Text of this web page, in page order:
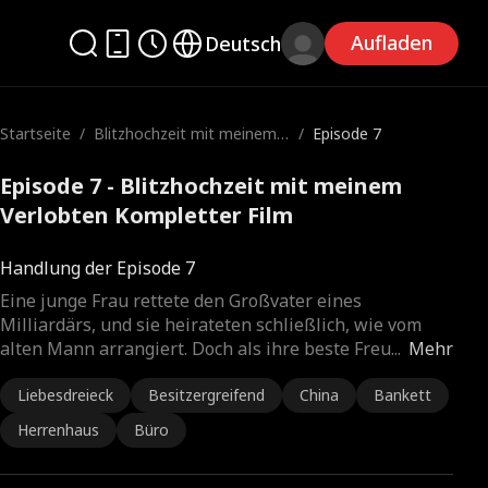
Deutsch Aufladen
Startseite / Blitzhochzeit mit meinem V / Episode 7
Episode 7 - Blitzhochzeit mit meinem
Verlobten Kompletter Film
Handlung der Episode 7
Mehr
Eine junge Frau rettete den Großvater eines
Milliardärs, und sie heirateten schließlich, wie vom
alten Mann arrangiert. Doch als ihre beste Freu...
Liebesdreieck Besitzergreifend China
Bankett
Herrenhaus
Büro